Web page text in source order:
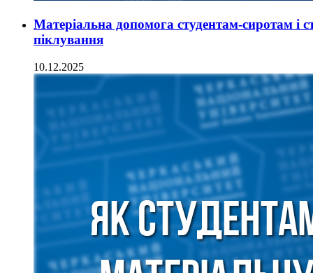
Матеріальна допомога студентам-сиротам і
піклування
10.12.2025